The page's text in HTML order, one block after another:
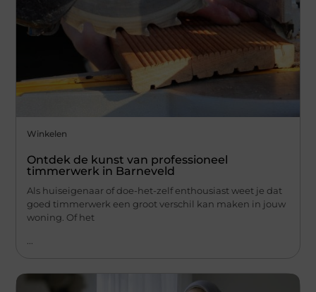
Winkelen
Ontdek de kunst van professioneel
timmerwerk in Barneveld
Als huiseigenaar of doe-het-zelf enthousiast weet je dat
goed timmerwerk een groot verschil kan maken in jouw
woning. Of het